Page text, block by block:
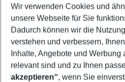
2 Erwachsene Keine
Mehr Filter
Wir verwenden Cookies und
unsere Webseite für Sie
Dadurch können wir die
verstehen und verbessern,
Inhalte, Angebote und Werbung
relevant sind und zu Ihnen
akzeptieren“, wenn Sie